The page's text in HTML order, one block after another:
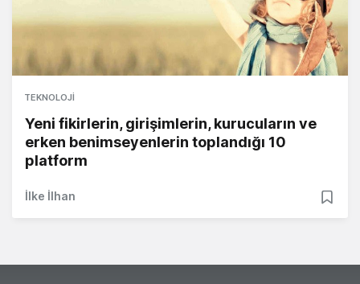
TEKNOLOJI
Yeni fikirlerin, girişimlerin, kurucuların ve
erken benimseyenlerin toplandığı 10
platform
İlke İlhan